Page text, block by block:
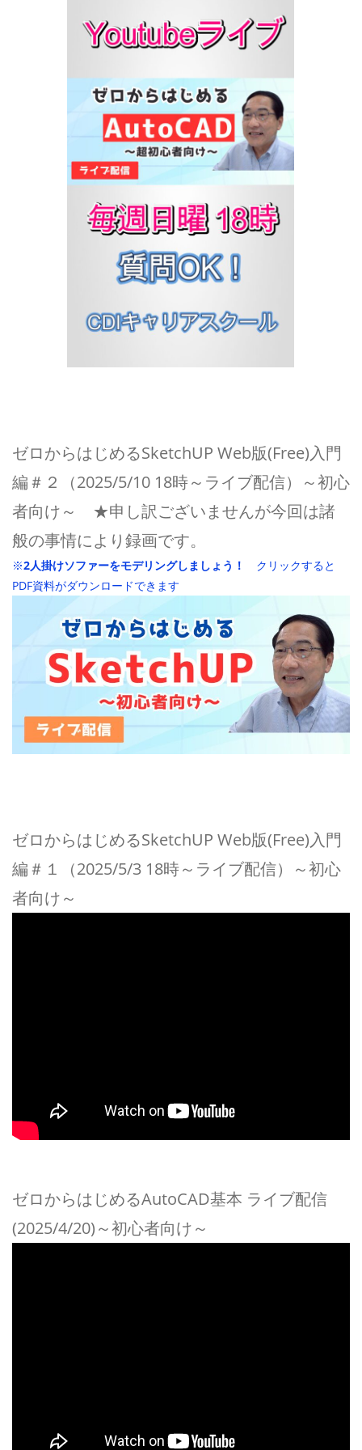
ゼロからはじめるSketchUP Web版(Free)入門
編＃２（2025/5/10 18時～ライブ配信）～初心
者向け～ ★申し訳ございませんが今回は諸
般の事情により録画です。
※2人掛けソファーをモデリングしましょう！
クリックすると
PDF資料がダウンロードできます
ゼロからはじめるSketchUP Web版(Free)入門
編＃１（2025/5/3 18時～ライブ配信）～初心
者向け～
ゼロからはじめるAutoCAD基本 ライブ配信
(2025/4/20)～初心者向け～